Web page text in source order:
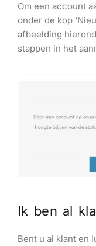
Om een account
onder de kop
afbeelding
stappen in het
Ik ben al
Bent u al klant en